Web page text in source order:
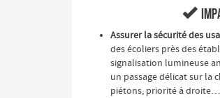

Assurer la sécurité des
des écoliers près des
signalisation lumineuse
un passage délicat sur la
piétons, priorité à